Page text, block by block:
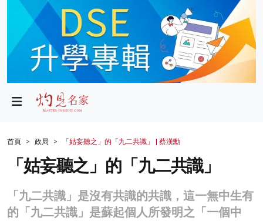
政局
財經
生活
商業
首頁 政局 「姑妄聽之」的「九二共識」 | 蔡漢勳
「姑妄聽之」的「九二共識」
「九二共識」是沒有共識的共識，這一無中生有
的「九二共識」是蘇起個人所發明之「一個中